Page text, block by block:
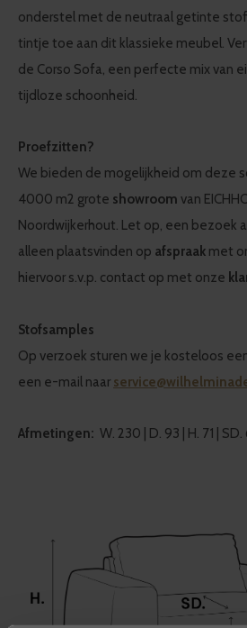
onderstel met de neutraal getinte
tintje toe aan dit klassieke meubel.
de Corso Sofa, een perfecte mix van
tijdloze schoonheid.
Proefzitten?
We bieden de mogelijkheid om deze
4000 m2 grote showroom van
Noordwijkerhout. Let op, een bezoek
alleen plaatsvinden op afspraak met
hiervoor s.v.p. contact op met onze
Stofsamples
Op verzoek sturen we je kosteloos
een e-mail naar
Afmetingen: W. 230 | D. 93 | H. 71 |